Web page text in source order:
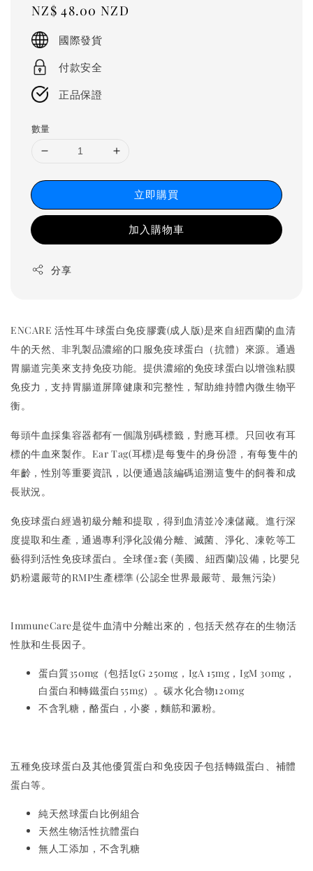
Regular
price
NZ$ 48.00 NZD
國際發貨
付款安全
正品保證
數量
立即購買
加入購物車
分享
ENCARE 活性耳牛球蛋白免疫膠囊(成人版)是來自紐西蘭的血清
牛的天然、非乳製品濃縮的口服免疫球蛋白（抗體）來源。通過
胃腸道完美來支持免疫功能。提供濃縮的免疫球蛋白以增強粘膜
免疫力，支持胃腸道屏障健康和完整性，幫助維持體內微生物平
衡。
每頭牛血採集容器都有一個識別碼標籤，對應耳標。只回收有耳
標的牛血來製作。Ear Tag(耳標)是每隻牛的身份證，有每隻牛的
年齡，性別等重要資訊，以便通過該編碼追溯這隻牛的飼養和成
長狀況。
免疫球蛋白經過初級分離和提取，得到血清並冷凍儲藏。進行深
度提取和生產，通過專利淨化設備分離、滅菌、淨化、凍乾等工
藝得到活性免疫球蛋白。全球僅2套 (美國、紐西蘭)設備，比嬰兒
奶粉還嚴苛的RMP生產標準 (公認全世界最嚴苛、最無污染)
ImmuneCare是從牛血清中分離出來的，包括天然存在的生物活
性肽和生長因子。
蛋白質350mg（包括IgG 250mg，IgA 15mg，IgM 30mg，
白蛋白和轉鐵蛋白55mg）。碳水化合物120mg
不含乳糖，酪蛋白，小麥，麵筋和澱粉。
五種免疫球蛋白及其他優質蛋白和免疫因子包括轉鐵蛋白、補體
蛋白等。
純天然球蛋白比例組合
天然生物活性抗體蛋白
無人工添加，不含乳糖